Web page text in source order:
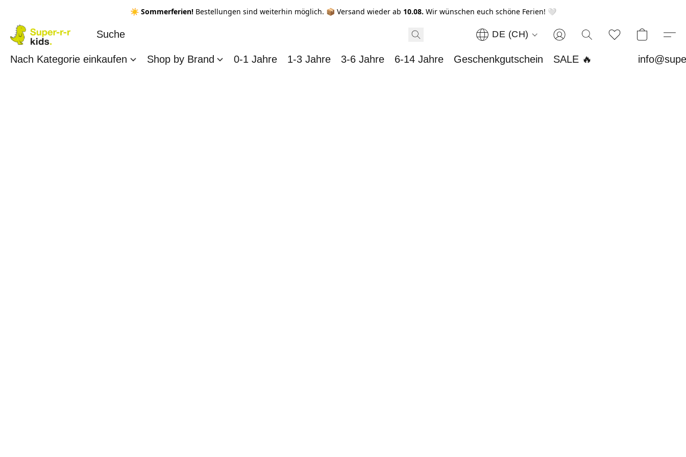
☀️ Sommerferien! Bestellungen sind weiterhin möglich. 📦 Versand wieder ab 10.08. Wir wünschen euch schöne Ferien! 🤍
DE (CH)
Nach Kategorie einkaufen Shop by Brand 0-1 Jahre 1-3 Jahre 3-6 Jahre 6-14 Jahre Geschenkgutschein SALE 🔥